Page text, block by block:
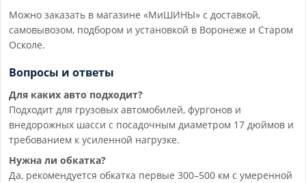
Можно заказать в магазине «МиШИНЫ» с доставкой,
самовывозом, подбором и установкой в Воронеже и Старом
Осколе.
Вопросы и ответы
Для каких авто подходит?
Подходит для грузовых автомобилей, фургонов и
внедорожных шасси с посадочным диаметром 17 дюймов и
требованием к усиленной нагрузке.
Нужна ли обкатка?
Да, рекомендуется обкатка первые 300–500 км с умеренной